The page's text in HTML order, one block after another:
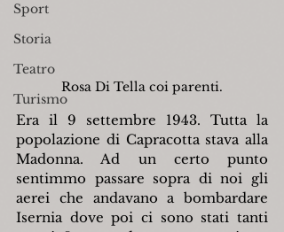
Sport
Storia
Teatro
Turismo
Rosa Di Tella coi parenti.
Era il 9 settembre 1943. Tutta la
popolazione di Capracotta stava alla
Madonna. Ad un certo punto
sentimmo passare sopra di noi gli
aerei che andavano a bombardare
Isernia dove poi ci sono stati tanti